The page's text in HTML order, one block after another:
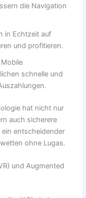
die Navigation
in Echtzeit auf
und profitieren.
schnelle und
hat nicht nur
auch sicherere
entscheidender
ohne Lugas.
und Augmented